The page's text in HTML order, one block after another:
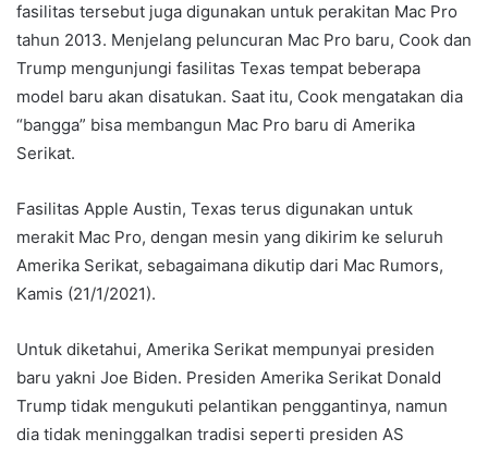
fasilitas tersebut juga digunakan untuk perakitan ‌Mac Pro‌
tahun 2013. Menjelang peluncuran ‌Mac Pro‌ baru, Cook dan
Trump mengunjungi fasilitas Texas tempat beberapa
model baru akan disatukan. Saat itu, Cook mengatakan dia
“bangga” bisa membangun ‌Mac Pro‌ baru di Amerika
Serikat.
Fasilitas Apple Austin, Texas terus digunakan untuk
merakit ‌Mac Pro‌, dengan mesin yang dikirim ke seluruh
Amerika Serikat, sebagaimana dikutip dari Mac Rumors,
Kamis (21/1/2021).
Untuk diketahui, Amerika Serikat mempunyai presiden
baru yakni Joe Biden. Presiden Amerika Serikat Donald
Trump tidak mengukuti pelantikan penggantinya, namun
dia tidak meninggalkan tradisi seperti presiden AS